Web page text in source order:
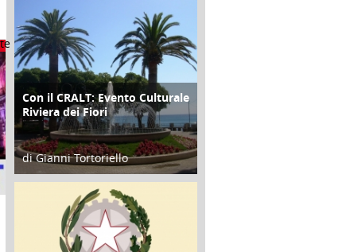
ATTIVITÀ
Con il CRALT: Evento Culturale
Riviera dei Fiori
di Gianni Tortoriello
16 Febbraio 2018